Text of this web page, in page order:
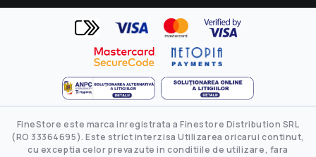
FineStore este marca inregistrata a Finestore Distribution SRL
(RO 33364695). Este strict interzisa Utilizarea oricarui continut,
cu exceptia celor prevazute in conditiile de utilizare, fara